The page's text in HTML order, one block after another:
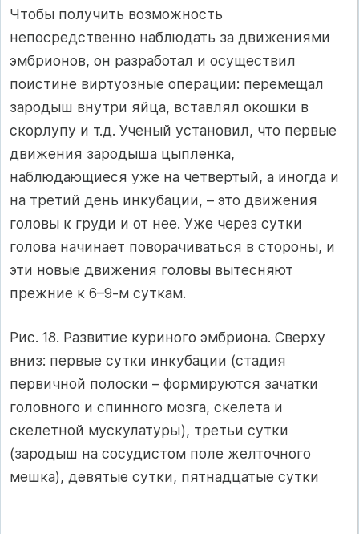
Чтобы получить возможность
непосредственно наблюдать за движениями
эмбрионов, он разработал и осуществил
поистине виртуозные операции: перемещал
зародыш внутри яйца, вставлял окошки в
скорлупу и т.д. Ученый установил, что первые
движения зародыша цыпленка,
наблюдающиеся уже на четвертый, а иногда и
на третий день инкубации, – это движения
головы к груди и от нее. Уже через сутки
голова начинает поворачиваться в стороны, и
эти новые движения головы вытесняют
прежние к 6–9-м суткам.
Рис. 18. Развитие куриного эмбриона. Сверху
вниз: первые сутки инкубации (стадия
первичной полоски – формируются зачатки
головного и спинного мозга, скелета и
скелетной мускулатуры), третьи сутки
(зародыш на сосудистом поле желточного
мешка), девятые сутки, пятнадцатые сутки